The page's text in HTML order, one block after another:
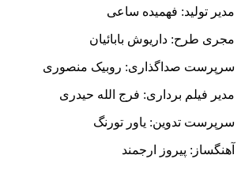
مدیر تولید: فهمیده ساعی
مجری طرح: داریوش بابائیان
سرپرست صداگذاری: روبیک منصوری
مدیر فیلم برداری: فرج الله حیدری
سرپرست تدوین: یاور تورنگ
آهنگساز: پیروز ارجمند